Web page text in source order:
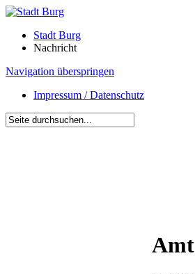
Stadt Burg
Nachricht
Navigation überspringen
Impressum / Datenschutz